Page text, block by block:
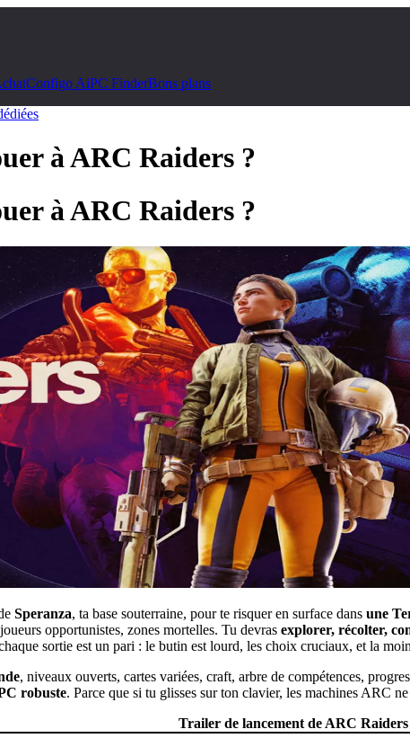
Configo AiPC FinderBons plans
àARC Raiders ?
àARC Raiders ?
Speranza, ta base souterraine, pour te risquer en surface dans une
opportunistes, zones mortelles. Tu devras explorer, récolter,
sortie est un pari : le butin est lourd, les choix cruciaux, et la
, niveaux ouverts, cartes variées, craft, arbre de compétences,
robuste. Parce que si tu glisses sur ton clavier, les machines ARC
Trailer de lancement de ARC Raiders